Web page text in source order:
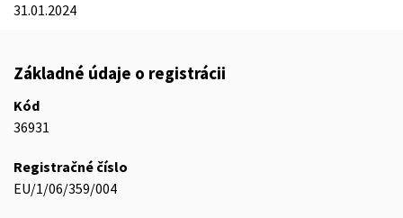
31.01.2024
Základné údaje o registrácii
Kód
36931
Registračné číslo
EU/1/06/359/004